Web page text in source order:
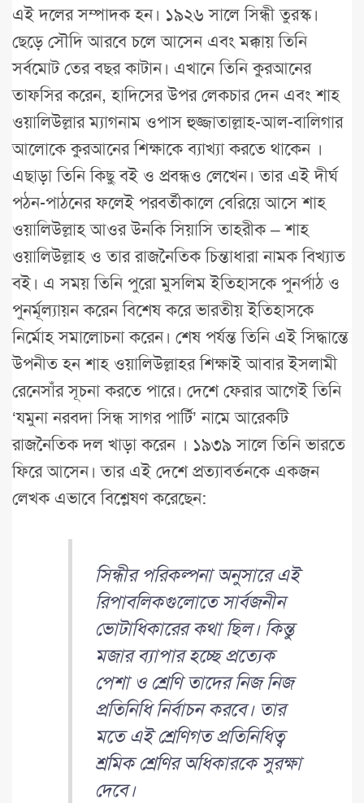
এই দলের সম্পাদক হন। ১৯২৬ সালে সিন্ধী তুরস্ক।
ছেড়ে সৌদি আরবে চলে আসেন এবং মক্কায় তিনি
সর্বমোট তের বছর কাটান। এখানে তিনি কুরআনের
তাফসির করেন, হাদিসের উপর লেকচার দেন এবং শাহ
ওয়ালিউল্লার ম্যাগনাম ওপাস হুজ্জাতাল্লাহ-আল-বালিগার
আলোকে কুরআনের শিক্ষাকে ব্যাখ্যা করতে থাকেন ।
এছাড়া তিনি কিছু বই ও প্রবন্ধও লেখেন। তার এই দীর্ঘ
পঠন-পাঠনের ফলেই পরবর্তীকালে বেরিয়ে আসে শাহ
ওয়ালিউল্লাহ আওর উনকি সিয়াসি তাহরীক – শাহ
ওয়ালিউল্লাহ ও তার রাজনৈতিক চিন্তাধারা নামক বিখ্যাত
বই। এ সময় তিনি পুরো মুসলিম ইতিহাসকে পুনর্পাঠ ও
পুনর্মূল্যায়ন করেন বিশেষ করে ভারতীয় ইতিহাসকে
নির্মোহ সমালোচনা করেন। শেষ পর্যন্ত তিনি এই সিদ্ধান্তে
উপনীত হন শাহ ওয়ালিউল্লাহর শিক্ষাই আবার ইসলামী
রেনেসাঁর সূচনা করতে পারে। দেশে ফেরার আগেই তিনি
‘যমুনা নরবদা সিন্ধ সাগর পার্টি’ নামে আরেকটি
রাজনৈতিক দল খাড়া করেন । ১৯৩৯ সালে তিনি ভারতে
ফিরে আসেন। তার এই দেশে প্রত্যাবর্তনকে একজন
লেখক এভাবে বিশ্লেষণ করেছেন:
সিন্ধীর পরিকল্পনা অনুসারে এই
রিপাবলিকগুলোতে সার্বজনীন
ভোটাধিকারের কথা ছিল। কিন্তু
মজার ব্যাপার হচ্ছে প্রত্যেক
পেশা ও শ্রেণি তাদের নিজ নিজ
প্রতিনিধি নির্বাচন করবে। তার
মতে এই শ্রেণিগত প্রতিনিধিত্ব
শ্রমিক শ্রেণির অধিকারকে সুরক্ষা
দেবে।